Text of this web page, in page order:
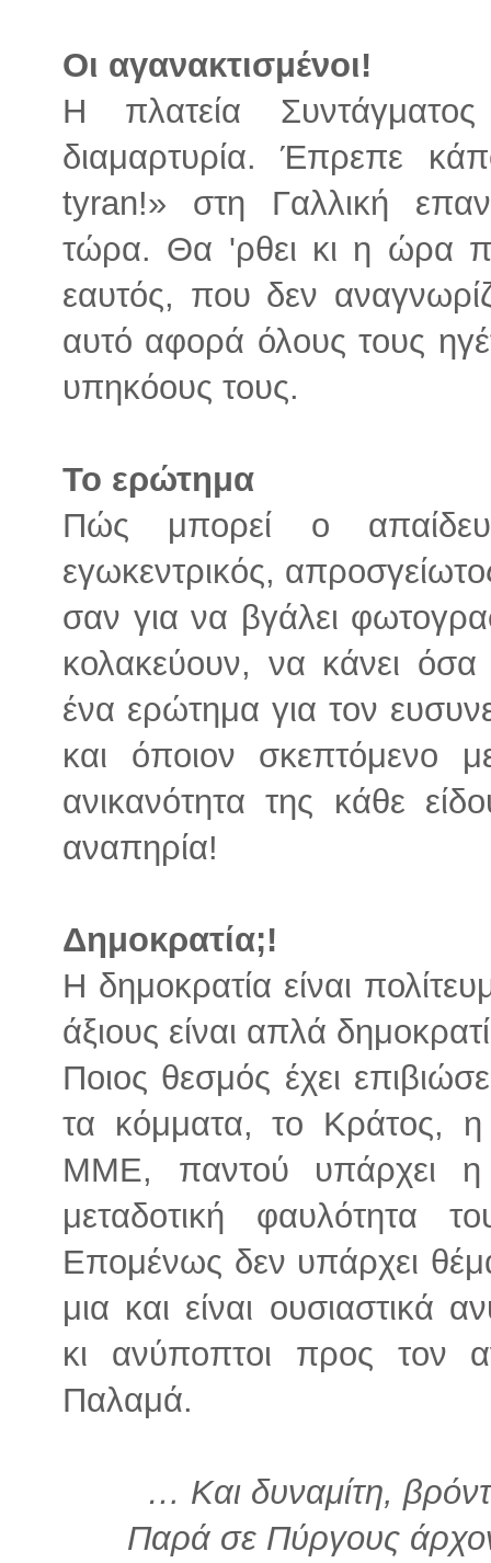
Οι αγανακτισμένοι!
Η πλατεία
διαμαρτυρία. Έπρεπε
tyran!» στη Γαλλική
τώρα. Θα 'ρθει κι η ώρα
εαυτός, που δεν
αυτό αφορά όλους τους
υπηκόους τους.
Το ερώτημα
Πώς μπορεί ο
εγωκεντρικός,
σαν για να βγάλει
κολακεύουν, να κάνει όσα
ένα ερώτημα για τον
και όποιον σκεπτόμενο
ανικανότητα της κάθε
αναπηρία!
Δημοκρατία;!
Η δημοκρατία είναι
άξιους είναι απλά
Ποιος θεσμός έχει
τα κόμματα, το Κράτος, η
ΜΜΕ, παντού υπάρχει η
μεταδοτική φαυλότητα
Επομένως δεν υπάρχει
μια και είναι ουσιαστικά
κι ανύποπτοι προς τον
Παλαμά.
… Και δυναμίτη,
Παρά σε Πύργους